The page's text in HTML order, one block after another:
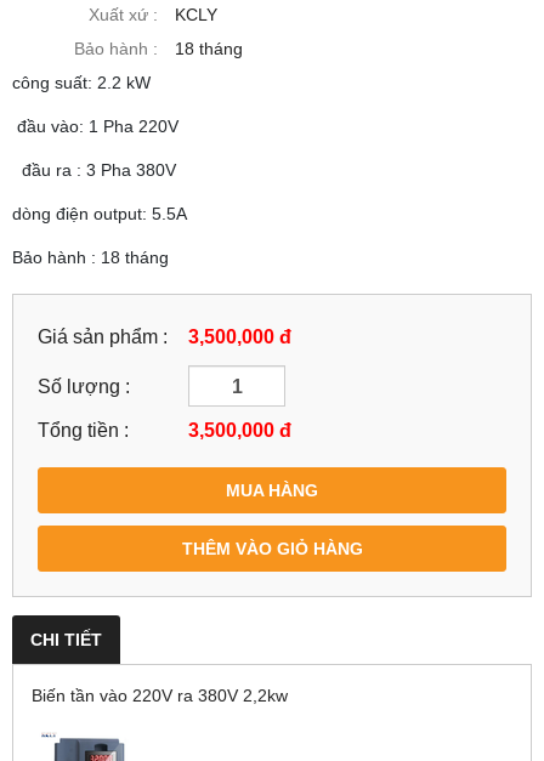
Xuất xứ :
KCLY
Bảo hành :
18 tháng
công suất: 2.2 kW
đầu vào: 1 Pha 220V
đầu ra : 3 Pha 380V
dòng điện output: 5.5A
Bảo hành : 18 tháng
Giá sản phẩm : 3,500,000 đ
Số lượng :
Tổng tiền : 3,500,000 đ
MUA HÀNG
THÊM VÀO GIỎ HÀNG
CHI TIẾT
Biến tần vào 220V ra 380V 2,2kw